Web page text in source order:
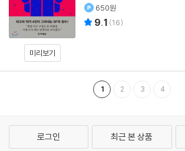
미리보기
650원
9.1 (16)
1 2 3 4
로그인 최근 본 상품